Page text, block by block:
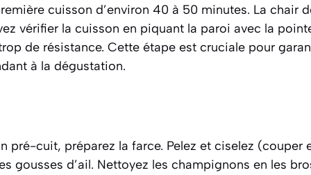
cuisson d’environ 40 à 50 minutes. La chair
vérifier la cuisson en piquant la paroi avec la
de résistance. Cette étape est cruciale pour
à la dégustation.
pré-cuit, préparez la farce. Pelez et ciselez (couper
gousses d’ail. Nettoyez les champignons en les